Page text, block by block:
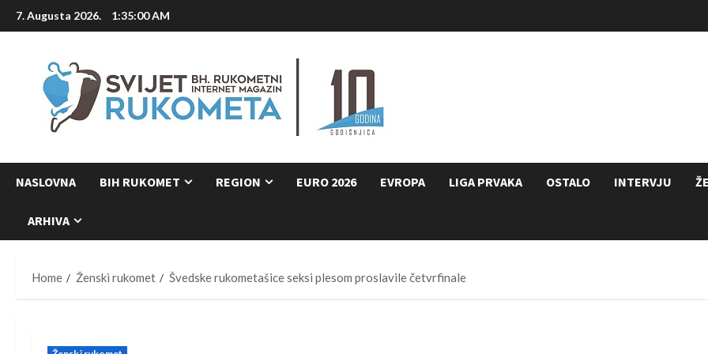
Skip
to
7. Augusta 2026. 1:35:01 AM
NASLOVNA BIH RUKOMET REGION EURO 2026 EVROPA LIGA PRVAKA OSTALO INTERVJU
ARHIVA
Home Ženski rukomet Švedske rukometašice seksi plesom proslavile četvrfinale